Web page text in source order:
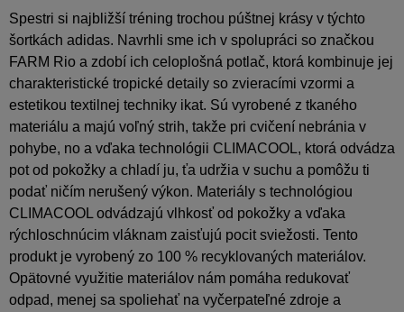
Spestri si najbližší tréning trochou púštnej krásy v týchto
šortkách adidas. Navrhli sme ich v spolupráci so značkou
FARM Rio a zdobí ich celoplošná potlač, ktorá kombinuje jej
charakteristické tropické detaily so zvieracími vzormi a
estetikou textilnej techniky ikat. Sú vyrobené z tkaného
materiálu a majú voľný strih, takže pri cvičení nebránia v
pohybe, no a vďaka technológii CLIMACOOL, ktorá odvádza
pot od pokožky a chladí ju, ťa udržia v suchu a pomôžu ti
podať ničím nerušený výkon. Materiály s technológiou
CLIMACOOL odvádzajú vlhkosť od pokožky a vďaka
rýchloschnúcim vláknam zaisťujú pocit sviežosti. Tento
produkt je vyrobený zo 100 % recyklovaných materiálov.
Opätovné využitie materiálov nám pomáha redukovať
odpad, menej sa spoliehať na vyčerpateľné zdroje a